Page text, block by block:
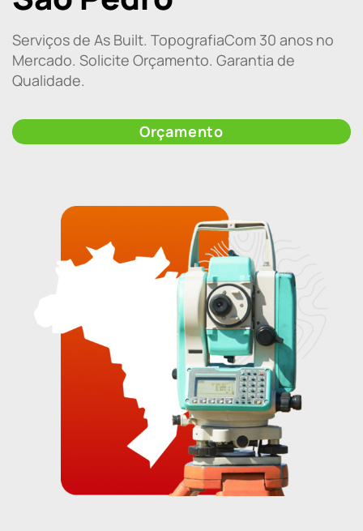
Serviços de As Built. TopografiaCom 30 anos no
Mercado. Solicite Orçamento. Garantia de
Qualidade.
Orçamento